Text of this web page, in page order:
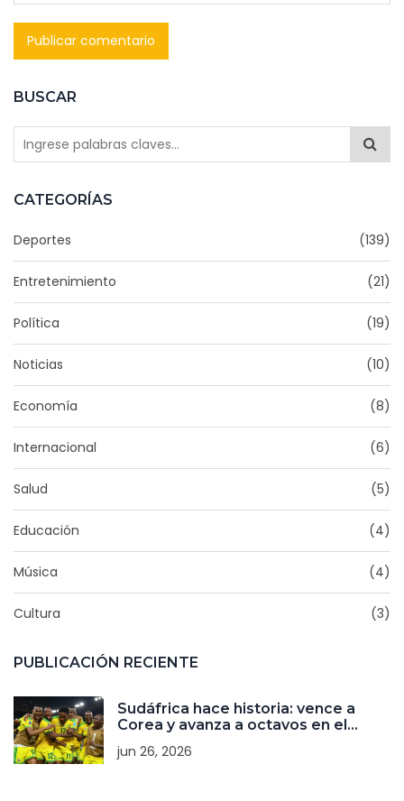
BUSCAR
CATEGORÍAS
Deportes (139)
Entretenimiento (21)
Política (19)
Noticias (10)
Economía (8)
Internacional (6)
Salud (5)
Educación (4)
Música (4)
Cultura (3)
PUBLICACIÓN RECIENTE
Sudáfrica hace historia: vence a
Corea y avanza a octavos en el
jun 26, 2026